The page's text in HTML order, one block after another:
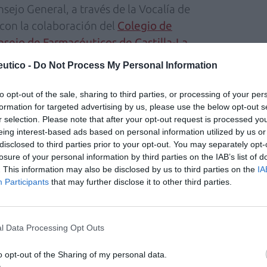
- Do Not Process My Personal Information
opt-out of the sale, sharing to third parties, or processing of your
for targeted advertising by us, please use the below opt-out
selection. Please note that after your opt-out request is processed
interest-based ads based on personal information utilized by us
to third parties prior to your opt-out. You may separately
of your personal information by third parties on the IAB’s list of
This information may also be disclosed by us to third parties on the
Participants that may further disclose it to other third parties.
Data Processing Opt Outs
opt-out of the Sharing of my personal data.
General, a través de la Vocalía de
la colaboración del Colegio de
de Farmacéuticos de Castilla-La
de Castilla-Mancha,
que “la oficina de farmacia del futuro no va
medicamentos, sino también para la revisión
la conciliación. Un lugar
la adherencia y el trabajo
nuestro papel en prevención y
una realidad”. Asi, ha añadido que “es
transformarnos de nuevo, incorporar
que generen evidencia e incorporen la
como modus operandi, para